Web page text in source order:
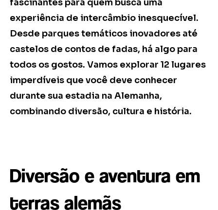
fascinantes para quem busca uma
experiência de intercâmbio inesquecível.
Desde parques temáticos inovadores até
castelos de contos de fadas, há algo para
todos os gostos. Vamos explorar 12 lugares
imperdíveis que você deve conhecer
durante sua estadia na Alemanha,
combinando diversão, cultura e história.
Diversão e aventura em
terras alemãs